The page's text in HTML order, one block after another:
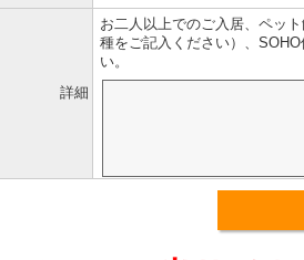
詳細
お二人以上でのご入居、ペッ
種をご記入ください）、
い。